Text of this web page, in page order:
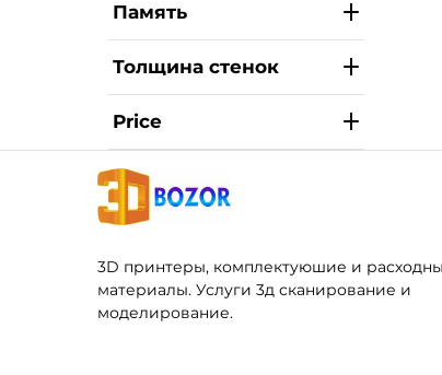
Память
Толщина стенок
Price
3D принтеры, комплектуюшие и
материалы. Услуги 3д сканирование и
моделирование.